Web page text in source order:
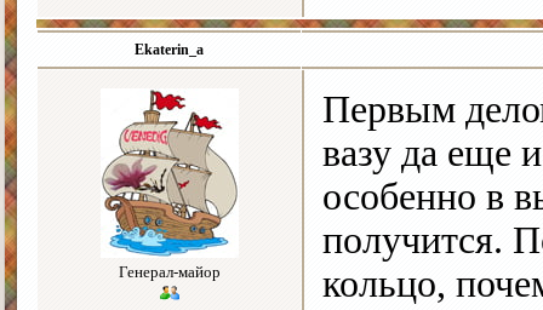
Ekaterin_a
Генерал-майор
Первым
вазу да еще
особенно в
получится.
кольцо,